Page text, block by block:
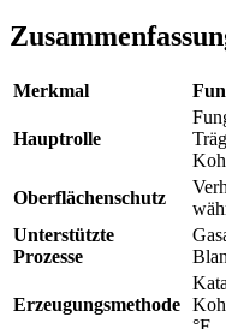
Merkmal
Hauptrolle
Oberflächenschutz
Unterstützte
Prozesse
Erzeugungsmethode